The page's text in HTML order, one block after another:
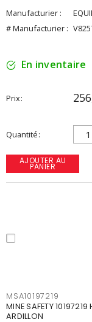
Manufacturier :
# Manufacturier :
En inventaire
Prix
Quantité
AJOUTER AU
PANIER
MSA10197219
MINE SAFETY
ARDILLON